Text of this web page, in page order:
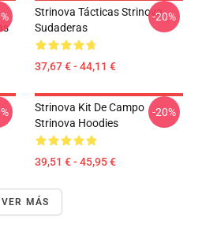
Strinova Tácticas Strinova
Sudaderas
37,67 € - 44,11 €
-20%
Strinova Kit De Campo
Strinova Hoodies
39,51 € - 45,95 €
-20%
VER MÁS